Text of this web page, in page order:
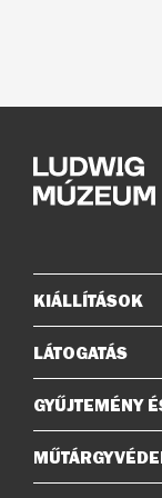
KIÁLLÍTÁSOK
LÁTOGATÁS
GYŰJTEMÉNY